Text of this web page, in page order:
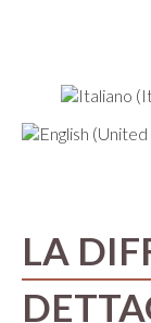
LA